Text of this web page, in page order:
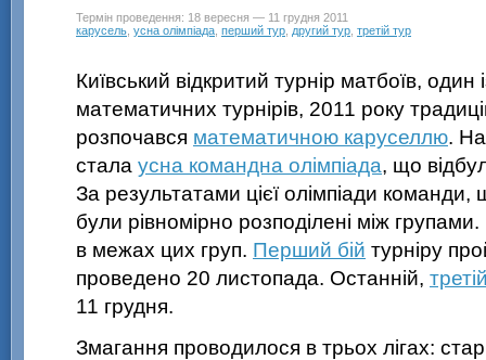
Термін проведення: 18 вересня — 11 грудня 2011
карусель усна олімпіада перший тур другий тур третій тур
Київський відкритий турнір матбоїв, один
математичних турнірів, 2011 року
розпочався математичною каруселлю.
стала усна командна олімпіада, що
За результатами цієї олімпіади команди,
були рівномірно розподілені між
в межах цих груп. Перший бій турніру
проведено 20 листопада. Останній,
11 грудня.
Змагання проводилося в трьох лігах: